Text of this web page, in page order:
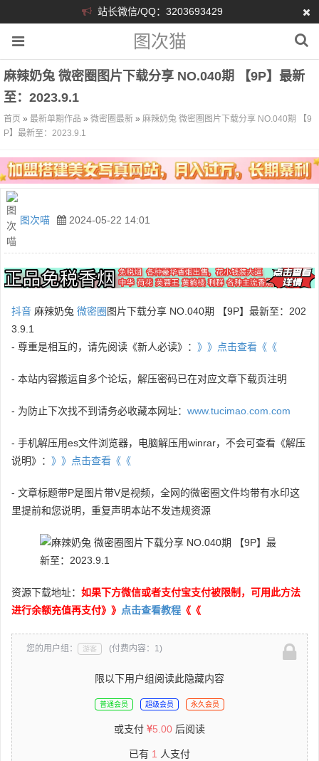
站长微信/QQ：3203693429
图次猫
麻辣奶兔 微密圈图片下载分享 NO.040期 【9P】最新
至：2023.9.1
首页 » 最新单期作品 » 微密圈最新 » 麻辣奶兔 微密圈图片下载分享 NO.040期 【9
P】最新至：2023.9.1
图次喵 2024-05-22 14:01
抖音 麻辣奶兔 微密圈 图片下载分享 NO.040期 【9P】最新至：202
3.9.1
- 尊重是相互的，请先阅读《新人必读》： 》》点击查看《《
- 本站内容搬运自多个论坛，解压密码已在对应文章下载页注明
- 为防止下次找不到请务必收藏本网址： www.tucimao.com.com
- 手机解压用es文件浏览器，电脑解压用winrar，不会可查看《解压
说明》： 》》点击查看《《
- 文章标题带P是图片带V是视频，全网的微密圈文件均带有水印这
里提前和您说明，重复声明本站不发违规资源
资源下载地址： 如果下方微信或者支付宝支付被限制，可用此方法
进行余额充值再支付》》 点击查看教程 《《
您的用户组： 游客 (付费内容：1)
限以下用户组阅读此隐藏内容
普通会员 超级会员 永久会员
或支付 5.00 后阅读
已有 1 人支付